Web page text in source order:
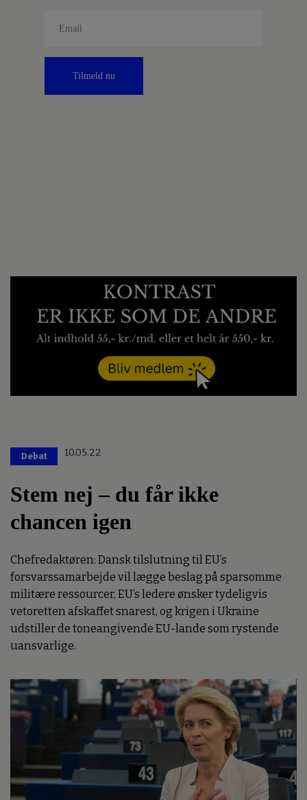
Tilmeld nu
Debat 10.05.22
Stem nej – du får ikke
chancen igen
Chefredaktøren: Dansk tilslutning til EU’s
forsvarssamarbejde vil lægge beslag på sparsomme
militære ressourcer, EU’s ledere ønsker tydeligvis
vetoretten afskaffet snarest, og krigen i Ukraine
udstiller de toneangivende EU-lande som rystende
uansvarlige.